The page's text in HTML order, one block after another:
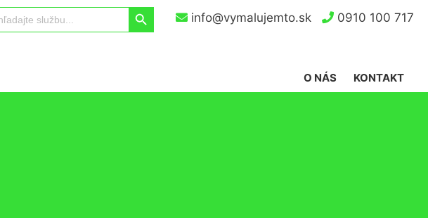
info@vymalujemto.sk 0910 100 717
Search Button
KONTAKT
O NÁS